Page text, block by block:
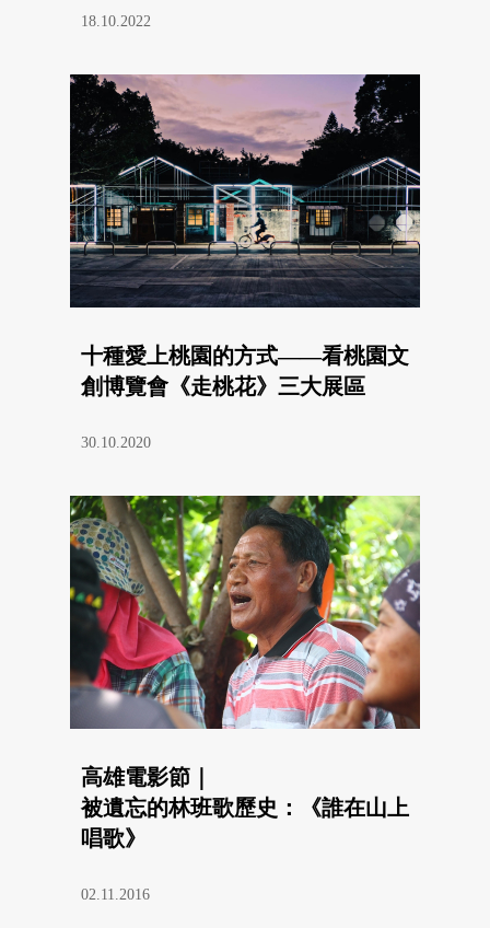
18.10.2022
十種愛上桃園的方式——看桃園文
創博覽會《走桃花》三大展區
30.10.2020
高雄電影節｜
被遺忘的林班歌歷史：《誰在山上
唱歌》
02.11.2016